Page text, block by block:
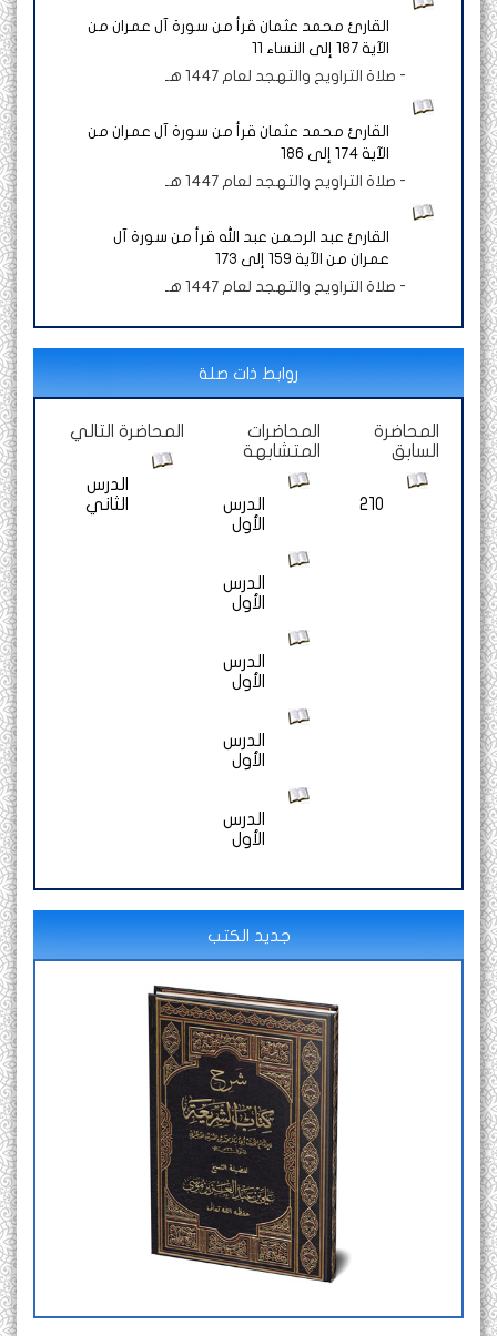
القارئ محمد عثمان قرأ من سورة آل عمران من
الآية 187 إلى النساء 11
- صلاة التراويح والتهجد لعام 1447 هـ
القارئ محمد عثمان قرأ من سورة آل عمران من
الآية 174 إلى 186
- صلاة التراويح والتهجد لعام 1447 هـ
القارئ عبد الرحمن عبد الله قرأ من سورة آل
عمران من الآية 159 إلى 173
- صلاة التراويح والتهجد لعام 1447 هـ
روابط ذات صلة
المحاضرة
السابق
210
المحاضرات
المتشابهة
الدرس
الأول
الدرس
الأول
الدرس
الأول
الدرس
الأول
الدرس
الأول
المحاضرة التالي
الدرس
الثاني
جديد الكتب